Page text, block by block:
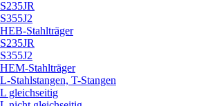
S235JR
S355J2
HEB-Stahlträger
S235JR
S355J2
HEM-Stahlträger
L-Stahlstangen, T-Stangen
L gleichseitig